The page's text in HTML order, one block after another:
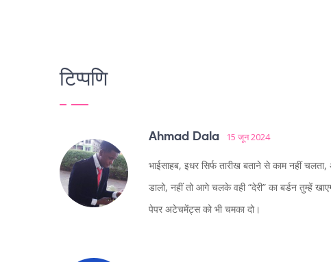
टिप्पणि
Ahmad Dala 15 जून 2024
भाईसाहब, इधर सिर्फ तारीख बताने से काम नहीं
डालो, नहीं तो आगे चलके वही “देरी” का बर्डन तुम्हें
पेपर अटेचमेंट्स को भी चमका दो।